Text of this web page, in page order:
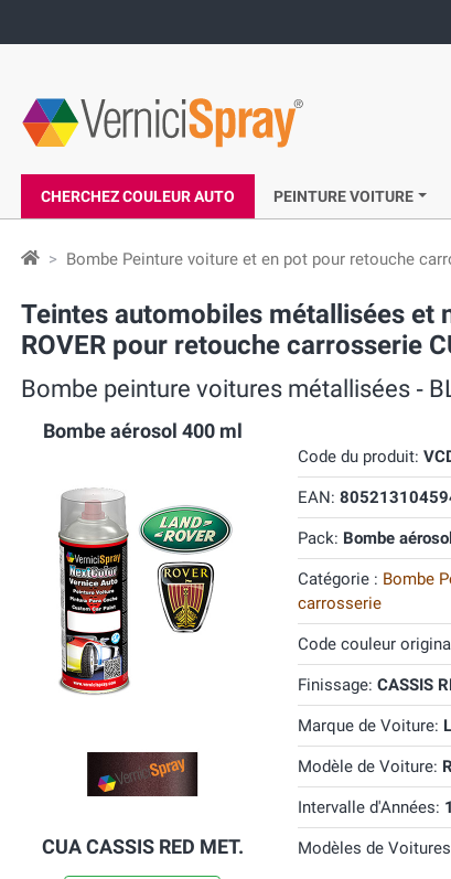
CHERCHEZ COULEUR AUTO PEINTURE VOITURE
Bombe Peinture voiture et en pot pour retouche
Teintes automobiles métallisées et
ROVER pour retouche carrosserie
Bombe peinture voitures métallisées ‐
Bombe aérosol 400 ml
CUA CASSIS RED MET.
Code du produit:
EAN:
Pack: Bombe
Catégorie : Bombe
carrosserie
Code couleur
Finissage: CASSIS
Marque de Voiture:
Modèle de Voiture:
Intervalle d'Années:
Modèles de